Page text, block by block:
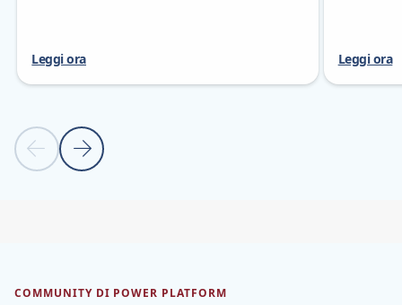
Previous slide
Next slide
Leggi ora Leggi ora
COMMUNITY DI POWER PLATFORM